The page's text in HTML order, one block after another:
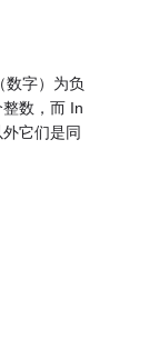
字）为负
数，而 In
它们是同